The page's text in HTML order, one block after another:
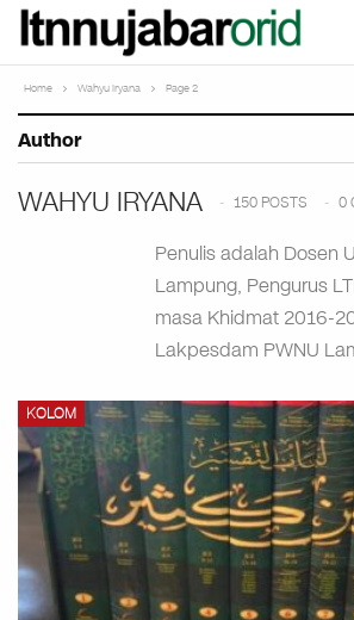
Home Wahyu Iryana Page 2
Author
WAHYU IRYANA 150 POSTS 0
Penulis adalah Dosen
Lampung, Pengurus
masa Khidmat 2016-
Lakpesdam PWNU
KOLOM